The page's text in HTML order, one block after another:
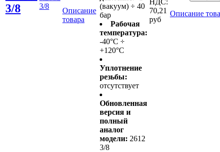
3/8
3/8
Описание
товара
(вакуум) ÷ 40
бар
Рабочая
температура:
-40°C ÷
+120°C
Уплотнение
резьбы:
отсутствует
Обновленная
версия и
полный
аналог
модели: 2612
3/8
70,21
руб
Описание